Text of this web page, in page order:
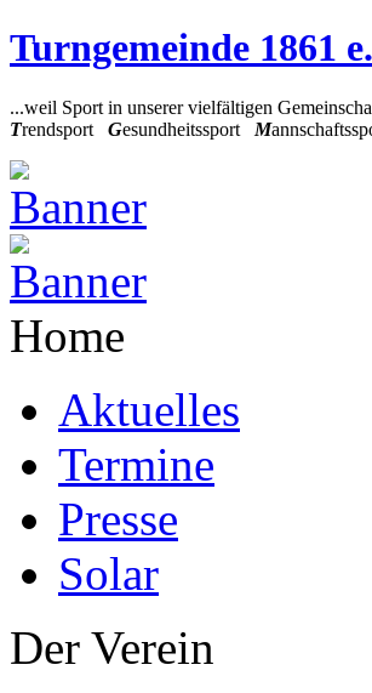
Turngemeinde 1861
...weil Sport in unserer vielfältigen
Trendsport Gesundheitssport M
Home
Aktuelles
Termine
Presse
Solar
Der Verein